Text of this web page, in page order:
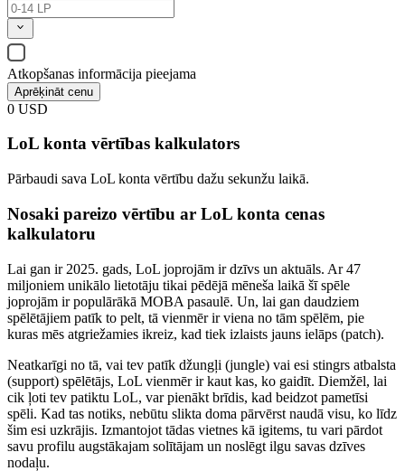
Atkopšanas informācija pieejama
Aprēķināt cenu
0 USD
LoL konta vērtības kalkulators
Pārbaudi sava LoL konta vērtību dažu sekunžu laikā.
Nosaki pareizo vērtību ar LoL konta cenas
kalkulatoru
Lai gan ir 2025. gads, LoL joprojām ir dzīvs un aktuāls. Ar 47
miljoniem unikālo lietotāju tikai pēdējā mēneša laikā šī spēle
joprojām ir populārākā MOBA pasaulē. Un, lai gan daudziem
spēlētājiem patīk to pelt, tā vienmēr ir viena no tām spēlēm, pie
kuras mēs atgriežamies ikreiz, kad tiek izlaists jauns ielāps (patch).
Neatkarīgi no tā, vai tev patīk džungļi (jungle) vai esi stingrs atbalsta
(support) spēlētājs, LoL vienmēr ir kaut kas, ko gaidīt. Diemžēl, lai
cik ļoti tev patiktu LoL, var pienākt brīdis, kad beidzot pametīsi
spēli. Kad tas notiks, nebūtu slikta doma pārvērst naudā visu, ko līdz
šim esi uzkrājis. Izmantojot tādas vietnes kā igitems, tu vari pārdot
savu profilu augstākajam solītājam un noslēgt ilgu savas dzīves
nodaļu.